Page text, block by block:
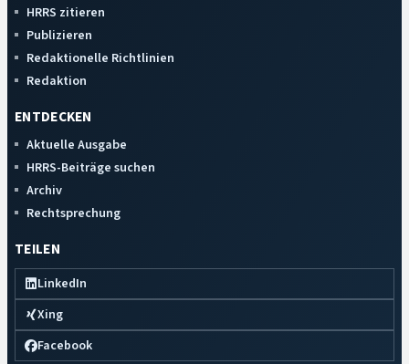
HRRS zitieren
Publizieren
Redaktionelle Richtlinien
Redaktion
ENTDECKEN
Aktuelle Ausgabe
HRRS-Beiträge suchen
Archiv
Rechtsprechung
TEILEN
LinkedIn
Xing
Facebook